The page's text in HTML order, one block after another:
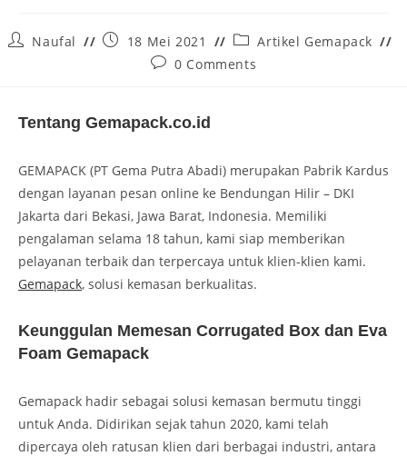
Naufal 18 Mei 2021
Artikel Gemapack
0 Comments
Tentang Gemapack.co.id
GEMAPACK (PT Gema Putra Abadi) merupakan Pabrik Kardus
dengan layanan pesan online ke Bendungan Hilir – DKI
Jakarta dari Bekasi, Jawa Barat, Indonesia. Memiliki
pengalaman selama 18 tahun, kami siap memberikan
pelayanan terbaik dan terpercaya untuk klien-klien kami.
Gemapack, solusi kemasan berkualitas.
Keunggulan Memesan Corrugated Box dan Eva
Foam Gemapack
Gemapack hadir sebagai solusi kemasan bermutu tinggi
untuk Anda. Didirikan sejak tahun 2020, kami telah
dipercaya oleh ratusan klien dari berbagai industri, antara